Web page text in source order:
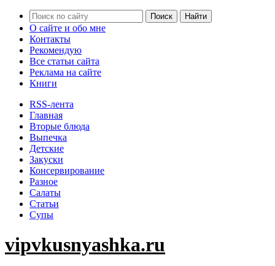
О сайте и обо мне
Контакты
Рекомендую
Все статьи сайта
Реклама на сайте
Книги
RSS-лента
Главная
Вторые блюда
Выпечка
Детские
Закуски
Консервирование
Разное
Салаты
Статьи
Супы
vipvkusnyashka.ru